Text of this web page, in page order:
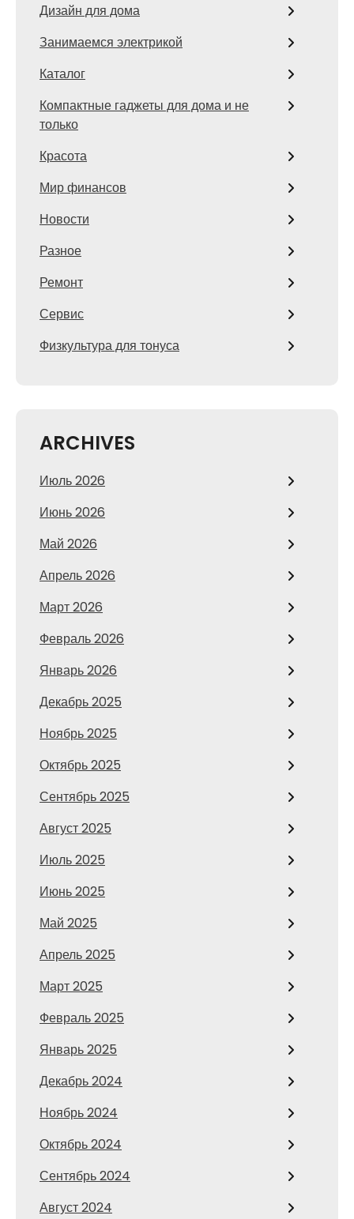
Дизайн для дома
Занимаемся электрикой
Каталог
Компактные гаджеты для дома и не
только
Красота
Мир финансов
Новости
Разное
Ремонт
Сервис
Физкультура для тонуса
ARCHIVES
Июль 2026
Июнь 2026
Май 2026
Апрель 2026
Март 2026
Февраль 2026
Январь 2026
Декабрь 2025
Ноябрь 2025
Октябрь 2025
Сентябрь 2025
Август 2025
Июль 2025
Июнь 2025
Май 2025
Апрель 2025
Март 2025
Февраль 2025
Январь 2025
Декабрь 2024
Ноябрь 2024
Октябрь 2024
Сентябрь 2024
Август 2024